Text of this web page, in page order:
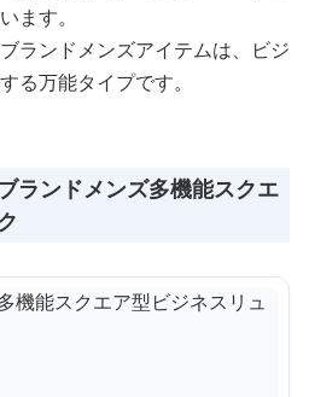
ます。
ランドメンズアイテムは、ビジ
る万能タイプです。
ランドメンズ多機能スクエ